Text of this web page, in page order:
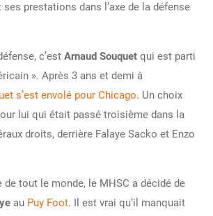
prestations dans l’axe de la défense
c’est Arnaud Souquetqui est parti
». Après 3 ans et demi à
s’est envolé pour Chicago. Un choix
lui qui était passé troisième dans la
droits, derrière Falaye Sacko et Enzo
de tout le monde, le MHSC a décidé de
au Puy Foot. Il est vrai qu’il manquait